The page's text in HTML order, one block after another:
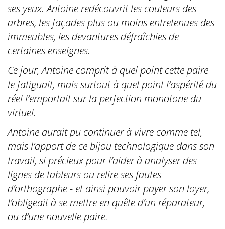
ses yeux. Antoine redécouvrit les couleurs des
arbres, les façades plus ou moins entretenues des
immeubles, les devantures défraîchies de
certaines enseignes.
Ce jour, Antoine comprit à quel point cette paire
le fatiguait, mais surtout à quel point l’aspérité du
réel l’emportait sur la perfection monotone du
virtuel.
Antoine aurait pu continuer à vivre comme tel,
mais l’apport de ce bijou technologique dans son
travail, si précieux pour l’aider à analyser des
lignes de tableurs ou relire ses fautes
d’orthographe - et ainsi pouvoir payer son loyer,
l’obligeait à se mettre en quête d’un réparateur,
ou d’une nouvelle paire.